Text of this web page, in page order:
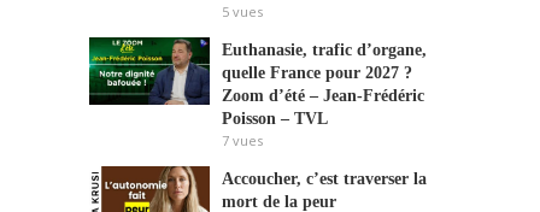
5 vues
Euthanasie, trafic d’organe,
quelle France pour 2027 ?
Zoom d’été – Jean-Frédéric
Poisson – TVL
7 vues
Accoucher, c’est traverser la
mort de la peur